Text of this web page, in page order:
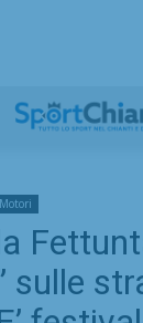
Motori
sulle